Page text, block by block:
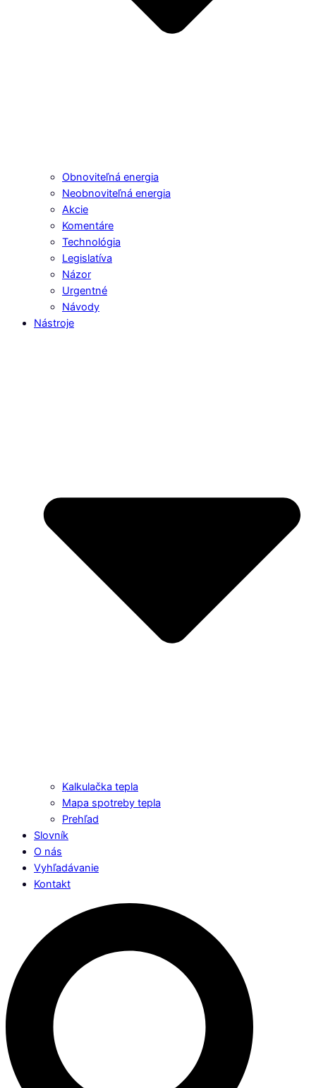
Obnoviteľná energia
Neobnoviteľná energia
Akcie
Komentáre
Technológia
Legislatíva
Názor
Urgentné
Návody
Nástroje
Kalkulačka tepla
Mapa spotreby tepla
Prehľad
Slovník
O nás
Vyhľadávanie
Kontakt